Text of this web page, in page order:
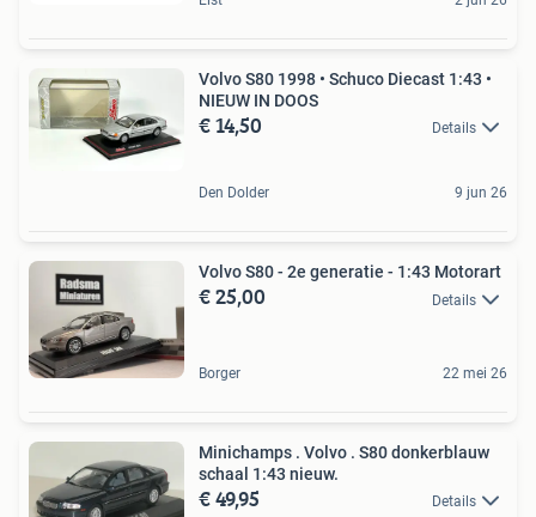
Volvo S80 1998 • Schuco Diecast 1:43 •
NIEUW IN DOOS
€ 14,50 Details
Den Dolder 9 jun 26
Volvo S80 - 2e generatie - 1:43 Motorart
€ 25,00 Details
Borger 22 mei 26
Minichamps . Volvo . S80 donkerblauw
schaal 1:43 nieuw.
€ 49,95 Details